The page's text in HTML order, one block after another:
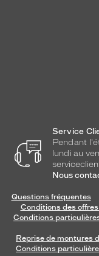
Service
Pendant
lundi au
Nous
Questions fréquentes
Conditions des
Conditions
Reprise de montures
Conditions